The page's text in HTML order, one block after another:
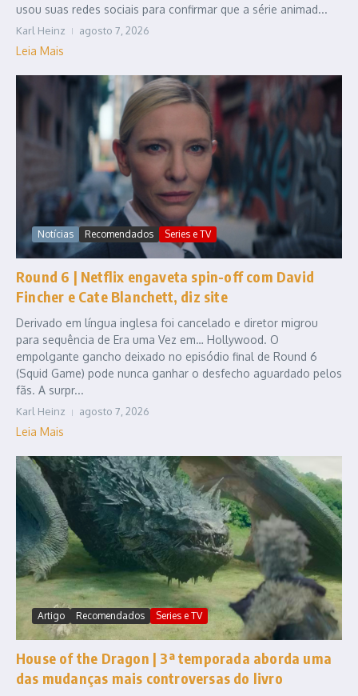
usou suas redes sociais para confirmar que a série animad...
Karl Heinz agosto 7, 2026
Leia Mais
Notícias Recomendados Series e TV
Round 6 | Netflix engaveta spin-off com David
Fincher e Cate Blanchett, diz site
Derivado em língua inglesa foi cancelado e diretor migrou
para sequência de Era uma Vez em… Hollywood. O
empolgante gancho deixado no episódio final de Round 6
(Squid Game) pode nunca ganhar o desfecho aguardado pelos
fãs. A surpr...
Karl Heinz agosto 7, 2026
Leia Mais
Artigo Recomendados Series e TV
House of the Dragon | 3ª temporada aborda uma
das mudanças mais controversas do livro